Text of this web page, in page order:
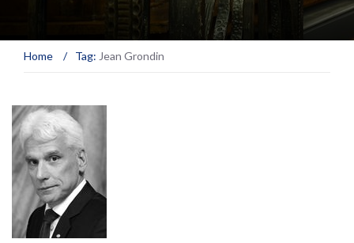
Home / Tag: Jean Grondin